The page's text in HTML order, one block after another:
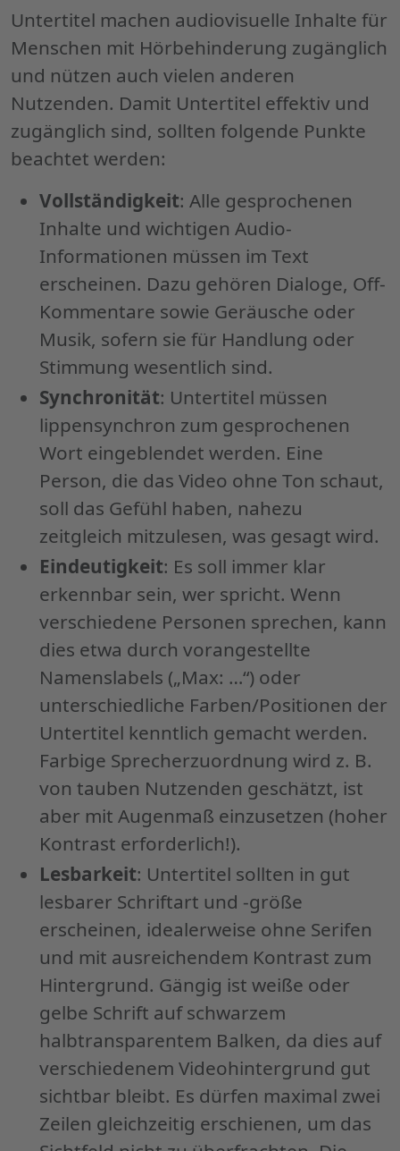
an
barrierefreie
Untertitel:"
Untertitel machen audiovisuelle Inhalte für
Menschen mit Hörbehinderung zugänglich
und nützen auch vielen anderen
Nutzenden. Damit Untertitel effektiv und
zugänglich sind, sollten folgende Punkte
beachtet werden:
Vollständigkeit: Alle gesprochenen
Inhalte und wichtigen Audio-
Informationen müssen im Text
erscheinen. Dazu gehören Dialoge, Off-
Kommentare sowie Geräusche oder
Musik, sofern sie für Handlung oder
Stimmung wesentlich sind.
Synchronität: Untertitel müssen
lippensynchron zum gesprochenen
Wort eingeblendet werden. Eine
Person, die das Video ohne Ton schaut,
soll das Gefühl haben, nahezu
zeitgleich mitzulesen, was gesagt wird.
Eindeutigkeit: Es soll immer klar
erkennbar sein, wer spricht. Wenn
verschiedene Personen sprechen, kann
dies etwa durch vorangestellte
Namenslabels („Max: …“) oder
unterschiedliche Farben/Positionen der
Untertitel kenntlich gemacht werden.
Farbige Sprecherzuordnung wird z. B.
von tauben Nutzenden geschätzt, ist
aber mit Augenmaß einzusetzen (hoher
Kontrast erforderlich!).
Lesbarkeit: Untertitel sollten in gut
lesbarer Schriftart und -größe
erscheinen, idealerweise ohne Serifen
und mit ausreichendem Kontrast zum
Hintergrund. Gängig ist weiße oder
gelbe Schrift auf schwarzem
halbtransparentem Balken, da dies auf
verschiedenem Videohintergrund gut
sichtbar bleibt. Es dürfen maximal zwei
Zeilen gleichzeitig erschienen, um das